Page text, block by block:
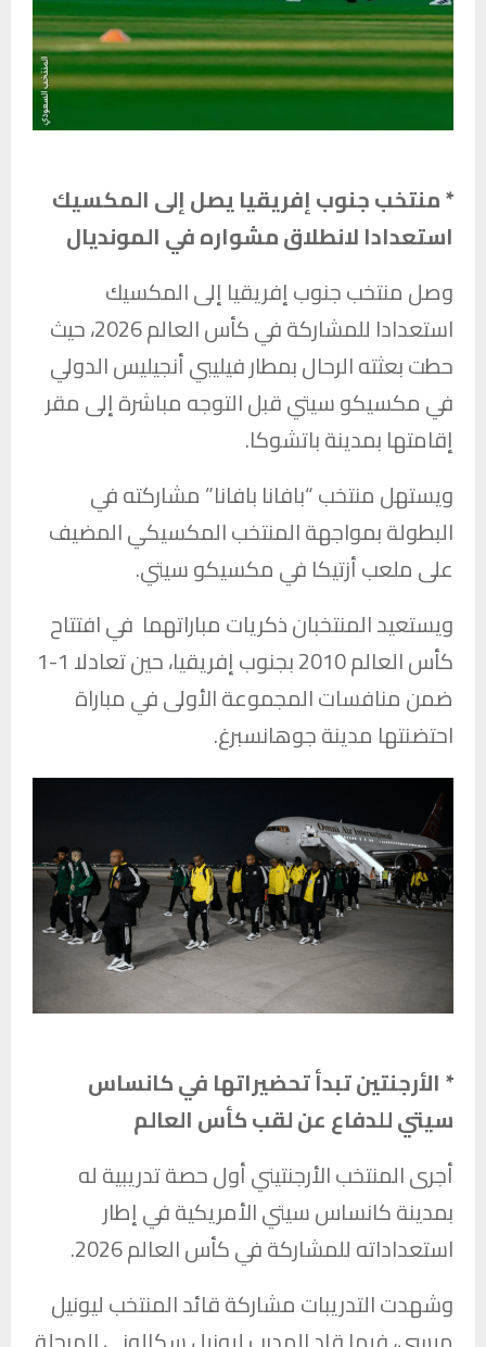
* منتخب جنوب إفريقيا يصل إلى المكسيك
استعدادا لانطلاق مشواره في المونديال
وصل منتخب جنوب إفريقيا إلى المكسيك
استعدادا للمشاركة في كأس العالم 2026، حيث
حطت بعثته الرحال بمطار فيليبي أنجيليس الدولي
في مكسيكو سيتي قبل التوجه مباشرة إلى مقر
إقامتها بمدينة باتشوكا.
ويستهل منتخب “بافانا بافانا” مشاركته في
البطولة بمواجهة المنتخب المكسيكي المضيف
على ملعب أزتيكا في مكسيكو سيتي.
ويستعيد المنتخبان ذكريات مباراتهما في افتتاح
كأس العالم 2010 بجنوب إفريقيا، حين تعادلا 1-1
ضمن منافسات المجموعة الأولى في مباراة
احتضنتها مدينة جوهانسبرغ.
* الأرجنتين تبدأ تحضيراتها في كانساس
سيتي للدفاع عن لقب كأس العالم
أجرى المنتخب الأرجنتيني أول حصة تدريبية له
بمدينة كانساس سيتي الأمريكية في إطار
استعداداته للمشاركة في كأس العالم 2026.
وشهدت التدريبات مشاركة قائد المنتخب ليونيل